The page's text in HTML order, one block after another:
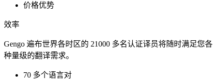
价格优势
效率
Gengo 遍布世界各时区的 21000 多名认证译员将随时满足您各
种量级的翻译需求。
70 多个语言对